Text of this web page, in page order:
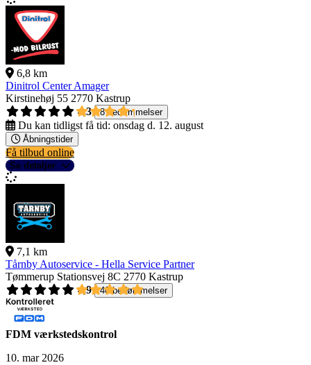
6,8 km
Dinitrol Center Amager
Kirstinehøj 55 2770 Kastrup
4,3
8 bedømmelser
Du kan tidligst få tid: onsdag d. 12. august
Åbningstider
Få tilbud online
Se detaljer
7,1 km
Tårnby Autoservice - Hella Service Partner
Tømmerup Stationsvej 8C 2770 Kastrup
4,9
40 bedømmelser
FDM værkstedskontrol
10. mar 2026